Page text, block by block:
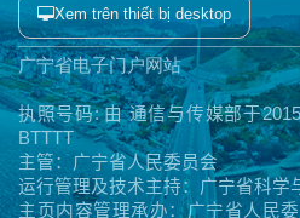
Xem trên thiết bị desktop
广宁省电子门户网站
执照号码:由 通信与传媒部于2015
BTTTT
主管：广宁省人民委员会
运行管理及技术主持：广宁省科学
主页内容管理承办：广宁省人民